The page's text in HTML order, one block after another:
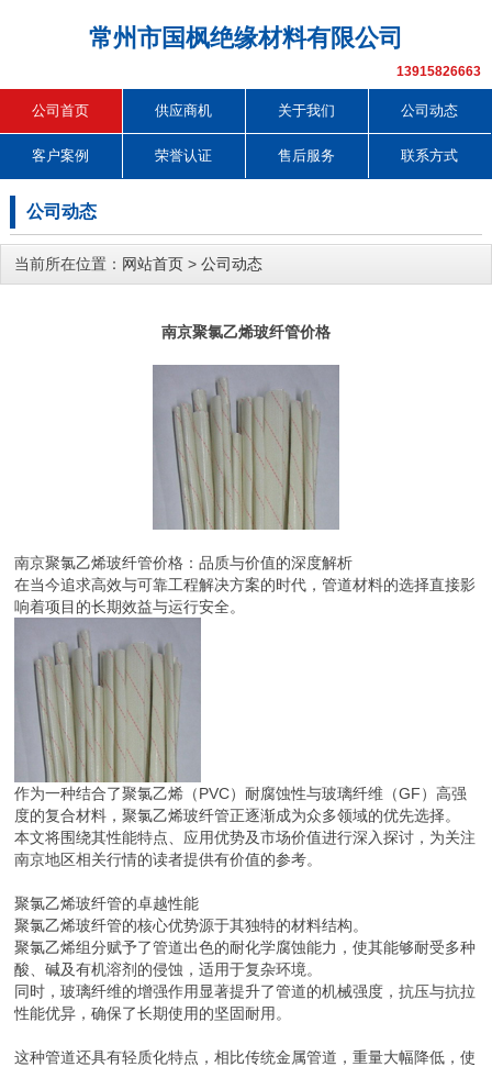
常州市国枫绝缘材料有限公司
13915826663
公司首页 供应商机 关于我们 公司动态
客户案例 荣誉认证 售后服务 联系方式
公司动态
当前所在位置： 网站首页 > 公司动态
南京聚氯乙烯玻纤管价格
南京聚氯乙烯玻纤管价格：品质与价值的深度解析
在当今追求高效与可靠工程解决方案的时代，管道材料的选择直接影
响着项目的长期效益与运行安全。
作为一种结合了聚氯乙烯（PVC）耐腐蚀性与玻璃纤维（GF）高强
度的复合材料，聚氯乙烯玻纤管正逐渐成为众多领域的优先选择。
本文将围绕其性能特点、应用优势及市场价值进行深入探讨，为关注
南京地区相关行情的读者提供有价值的参考。
聚氯乙烯玻纤管的卓越性能
聚氯乙烯玻纤管的核心优势源于其独特的材料结构。
聚氯乙烯组分赋予了管道出色的耐化学腐蚀能力，使其能够耐受多种
酸、碱及有机溶剂的侵蚀，适用于复杂环境。
同时，玻璃纤维的增强作用显著提升了管道的机械强度，抗压与抗拉
性能优异，确保了长期使用的坚固耐用。
这种管道还具有轻质化特点，相比传统金属管道，重量大幅降低，使